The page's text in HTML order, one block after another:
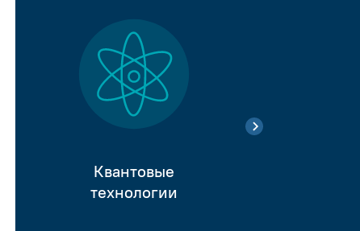
Квантовые
технологии